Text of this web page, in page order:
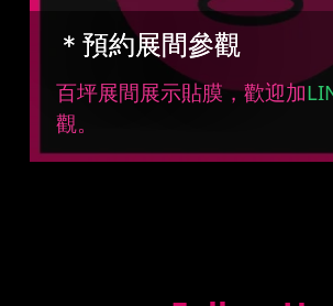
＊預約展間參觀
百坪展間展示貼膜，歡迎加
觀。